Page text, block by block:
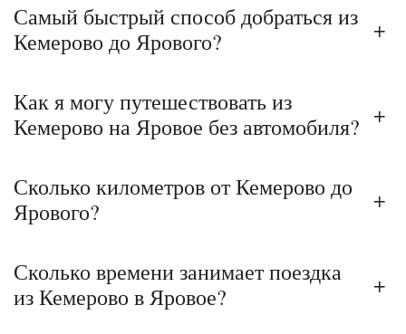
Самый быстрый способ добраться из
Кемерово до Ярового?
+
Как я могу путешествовать из
Кемерово на Яровое без автомобиля? +
Сколько километров от Кемерово до
Ярового?
+
Сколько времени занимает поездка
из Кемерово в Яровое?
+